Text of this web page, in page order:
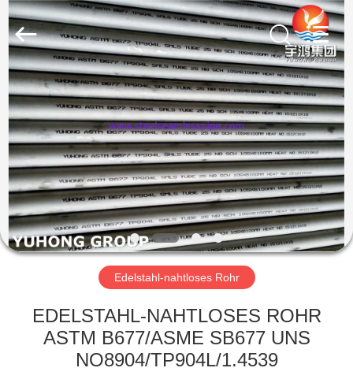
HAUS
PRODUKTE
ÜBER
UNS
FABRIK-
AUSFLUG
QUALITÄTSKONTROLLE
2025
Yuhong
Group
Co.,Ltd.
Rights
Reserved.
Edelstahl-nahtloses Rohr
EDELSTAHL-NAHTLOSES ROHR
ASTM B677/ASME SB677 UNS
NO8904/TP904L/1.4539